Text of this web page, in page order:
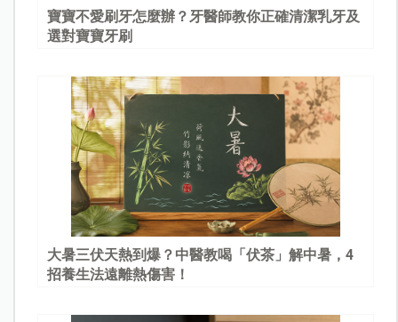
寶寶不愛刷牙怎麼辦？牙醫師教你正確清潔乳牙及
選對寶寶牙刷
大暑三伏天熱到爆？中醫教喝「伏茶」解中暑，4
招養生法遠離熱傷害！